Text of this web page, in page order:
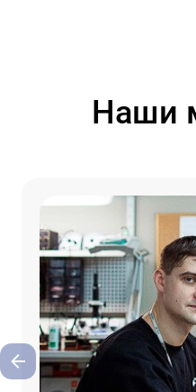
Наши